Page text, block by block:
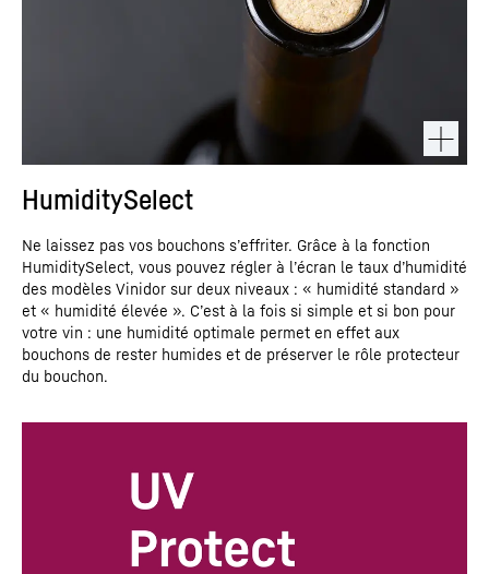
HumiditySelect
Ne laissez pas vos bouchons s’effriter. Grâce à la fonction
HumiditySelect, vous pouvez régler à l’écran le taux d’humidité
des modèles Vinidor sur deux niveaux : « humidité standard »
et « humidité élevée ». C’est à la fois si simple et si bon pour
votre vin : une humidité optimale permet en effet aux
bouchons de rester humides et de préserver le rôle protecteur
du bouchon.